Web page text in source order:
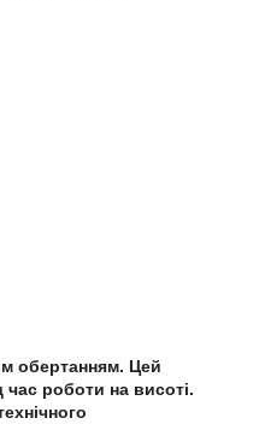
обертанням. Цей
час роботи на висоті.